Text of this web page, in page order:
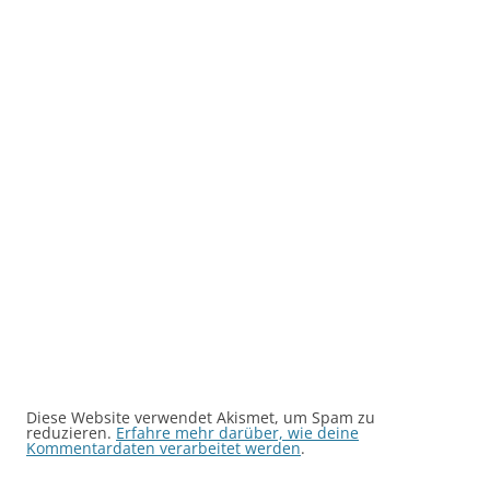
Diese Website verwendet Akismet, um Spam zu
reduzieren. Erfahre mehr darüber, wie deine
Kommentardaten verarbeitet werden.